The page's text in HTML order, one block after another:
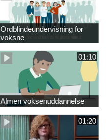
Ordblindeundervisning for
voksne
01:10
Almen voksenuddannelse
01:20